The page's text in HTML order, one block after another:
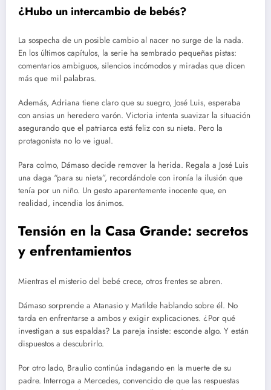
¿Hubo un intercambio de bebés?
La sospecha de un posible cambio al nacer no surge de la nada.
En los últimos capítulos, la serie ha sembrado pequeñas pistas:
comentarios ambiguos, silencios incómodos y miradas que dicen
más que mil palabras.
Además, Adriana tiene claro que su suegro, José Luis, esperaba
con ansias un heredero varón. Victoria intenta suavizar la situación
asegurando que el patriarca está feliz con su nieta. Pero la
protagonista no lo ve igual.
Para colmo, Dámaso decide remover la herida. Regala a José Luis
una daga “para su nieta”, recordándole con ironía la ilusión que
tenía por un niño. Un gesto aparentemente inocente que, en
realidad, incendia los ánimos.
Tensión en la Casa Grande: secretos
y enfrentamientos
Mientras el misterio del bebé crece, otros frentes se abren.
Dámaso sorprende a Atanasio y Matilde hablando sobre él. No
tarda en enfrentarse a ambos y exigir explicaciones. ¿Por qué
investigan a sus espaldas? La pareja insiste: esconde algo. Y están
dispuestos a descubrirlo.
Por otro lado, Braulio continúa indagando en la muerte de su
padre. Interroga a Mercedes, convencido de que las respuestas